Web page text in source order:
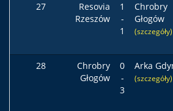
27
Resovia
Rzeszów
1
-
1
Chrobry
Głogów
(szczegóły)
28
Chrobry
Głogów
0
-
3
Arka
(szczegóły)